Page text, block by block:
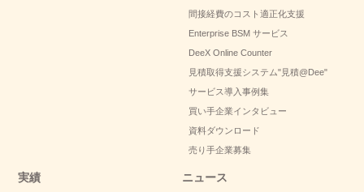
間接経費のコスト適正化支援
Enterprise BSM サービス
DeeX Online Counter
見積取得支援システム"見積@Dee"
サービス導入事例集
買い手企業インタビュー
資料ダウンロード
売り手企業募集
実績 ニュース